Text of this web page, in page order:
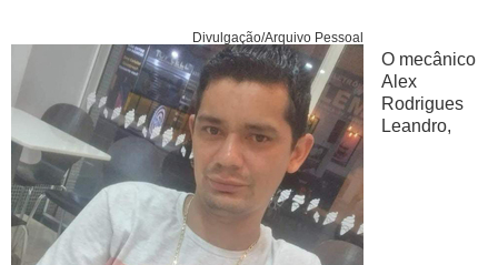
Divulgação/Arquivo Pessoal
O mecânico
Alex
Rodrigues
Leandro,